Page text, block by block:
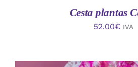
Cesta plantas
52.00€ IVA